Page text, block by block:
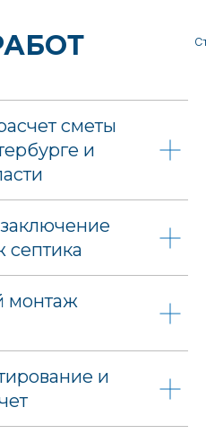
сметы
и
септика
монтаж
и